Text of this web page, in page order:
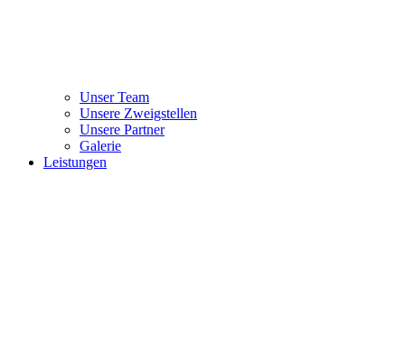
Unser Team
Unsere Zweigstellen
Unsere Partner
Galerie
Leistungen